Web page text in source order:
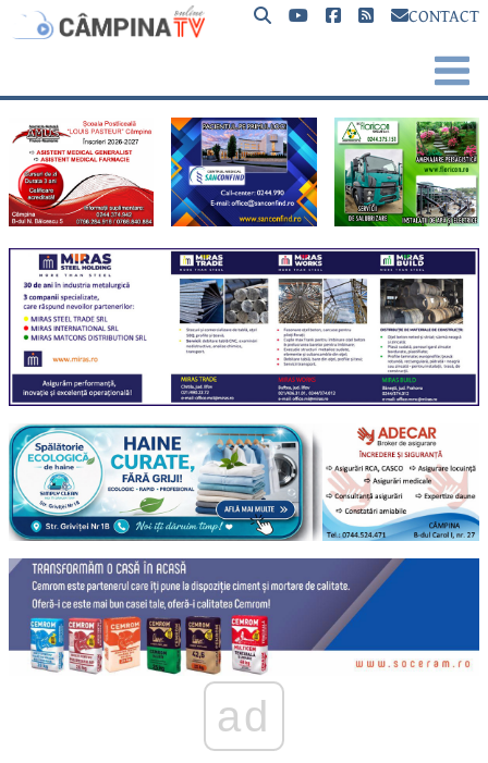
CONTACT
ad